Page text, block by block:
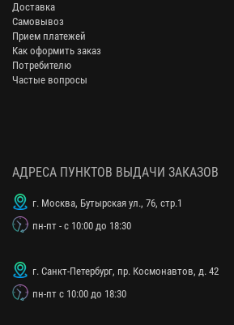
Доставка
Самовывоз
Прием платежей
Как оформить заказ
Потребителю
Частые вопросы
АДРЕСА ПУНКТОВ ВЫДАЧИ ЗАКАЗОВ
г. Москва, Бутырская ул., 76, стр.1
пн-пт - с 10:00 до 18:30
г. Санкт-Петербург, пр. Космонавтов, д. 42
пн-пт с 10:00 до 18:30